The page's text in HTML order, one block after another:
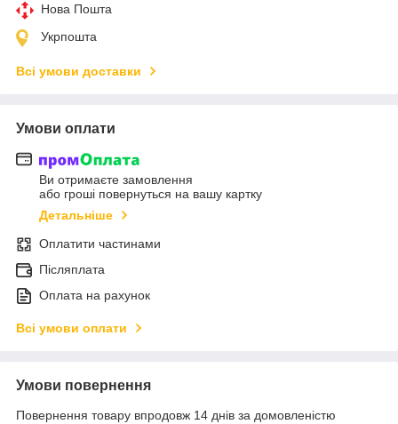
Нова Пошта
Укрпошта
Всі умови доставки
Умови оплати
Ви отримаєте замовлення
або гроші повернуться на вашу картку
Детальніше
Оплатити частинами
Післяплата
Оплата на рахунок
Всі умови оплати
Умови повернення
Повернення товару впродовж 14 днів за домовленістю